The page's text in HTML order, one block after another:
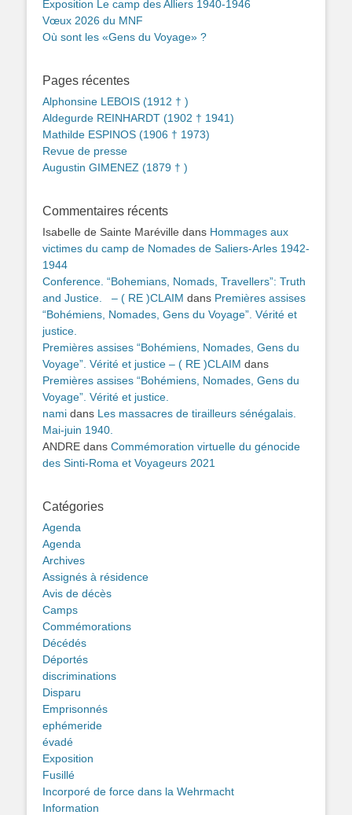
Exposition Le camp des Alliers 1940-1946
Vœux 2026 du MNF
Où sont les «Gens du Voyage» ?
Pages récentes
Alphonsine LEBOIS (1912 † )
Aldegurde REINHARDT (1902 † 1941)
Mathilde ESPINOS (1906 † 1973)
Revue de presse
Augustin GIMENEZ (1879 † )
Commentaires récents
Isabelle de Sainte Maréville dans Hommages aux
victimes du camp de Nomades de Saliers-Arles 1942-
1944
Conference. “Bohemians, Nomads, Travellers”: Truth
and Justice. – ( RE )CLAIM dans Premières assises
“Bohémiens, Nomades, Gens du Voyage”. Vérité et
justice.
Premières assises “Bohémiens, Nomades, Gens du
Voyage”. Vérité et justice – ( RE )CLAIM dans
Premières assises “Bohémiens, Nomades, Gens du
Voyage”. Vérité et justice.
nami dans Les massacres de tirailleurs sénégalais.
Mai-juin 1940.
ANDRE dans Commémoration virtuelle du génocide
des Sinti-Roma et Voyageurs 2021
Catégories
Agenda
Agenda
Archives
Assignés à résidence
Avis de décès
Camps
Commémorations
Décédés
Déportés
discriminations
Disparu
Emprisonnés
ephémeride
évadé
Exposition
Fusillé
Incorporé de force dans la Wehrmacht
Information